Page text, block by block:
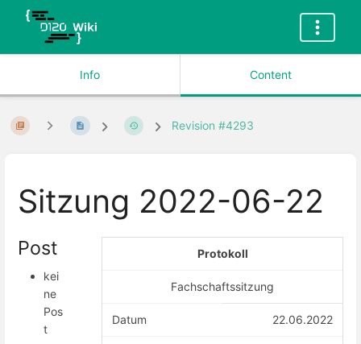
Info Content
Revision #4293
Sitzung 2022-06-22
Protokoll
Fachschaftssitzung
Datum 22.06.2022
Post
kei
ne
Pos
t